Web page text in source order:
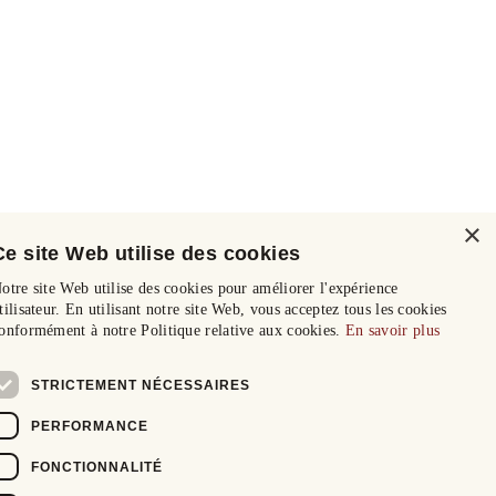
×
site Web utilise des cookies
site Web utilise des cookies pour améliorer l'expérience
En utilisant notre site Web, vous acceptez tous les cookies
à notre Politique relative aux cookies. En savoir plus
STRICTEMENT NÉCESSAIRES
PERFORMANCE
FONCTIONNALITÉ